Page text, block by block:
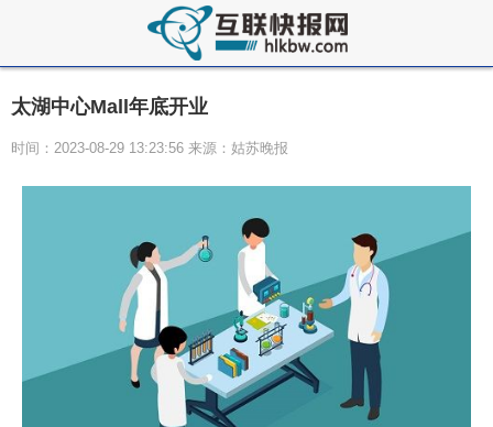
太湖中心Mall年底开业
时间：2023-08-29 13:23:56 来源：姑苏晚报